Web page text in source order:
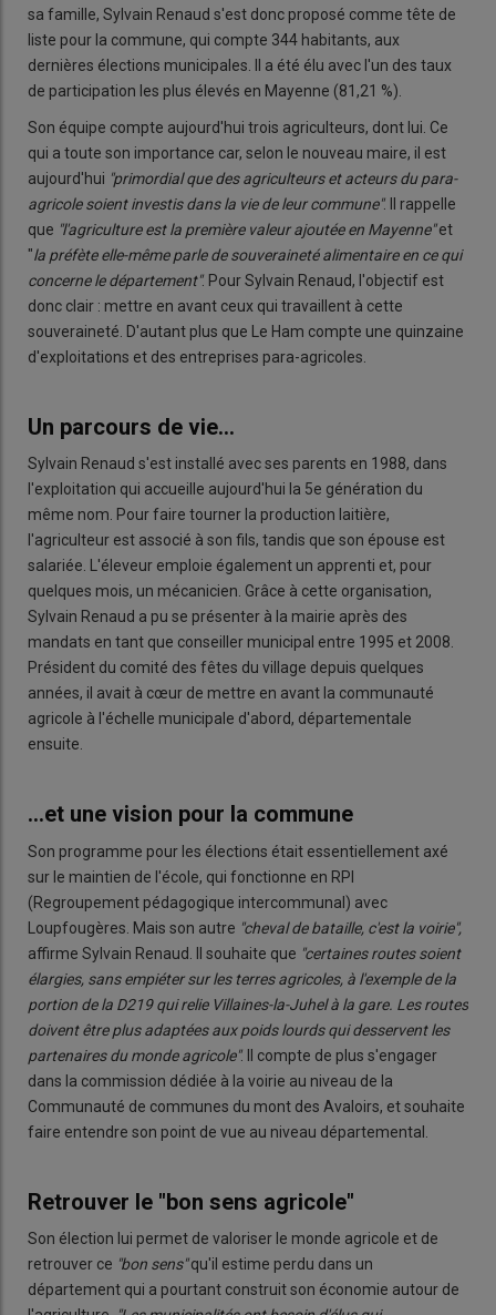
sa famille, Sylvain Renaud s'est donc proposé comme tête de
liste pour la commune, qui compte 344 habitants, aux
dernières élections municipales. Il a été élu avec l'un des taux
de participation les plus élevés en Mayenne (81,21 %).
Son équipe compte aujourd'hui trois agriculteurs, dont lui. Ce
qui a toute son importance car, selon le nouveau maire, il est
aujourd'hui "primordial que des agriculteurs et acteurs du para-
agricole soient investis dans la vie de leur commune". Il rappelle
que "l'agriculture est la première valeur ajoutée en Mayenne"et
"la préfète elle-même parle de souveraineté alimentaire en ce qui
concerne le département". Pour Sylvain Renaud, l'objectif est
donc clair : mettre en avant ceux qui travaillent à cette
souveraineté. D'autant plus que Le Ham compte une quinzaine
d'exploitations et des entreprises para-agricoles.
Un parcours de vie...
Sylvain Renaud s'est installé avec ses parents en 1988, dans
l'exploitation qui accueille aujourd'hui la 5e génération du
même nom. Pour faire tourner la production laitière,
l'agriculteur est associé à son fils, tandis que son épouse est
salariée. L'éleveur emploie également un apprenti et, pour
quelques mois, un mécanicien. Grâce à cette organisation,
Sylvain Renaud a pu se présenter à la mairie après des
mandats en tant que conseiller municipal entre 1995 et 2008.
Président du comité des fêtes du village depuis quelques
années, il avait à cœur de mettre en avant la communauté
agricole à l'échelle municipale d'abord, départementale
ensuite.
...et une vision pour la commune
Son programme pour les élections était essentiellement axé
sur le maintien de l'école, qui fonctionne en RPI
(Regroupement pédagogique intercommunal) avec
Loupfougères. Mais son autre "cheval de bataille, c'est la voirie",
affirme Sylvain Renaud. Il souhaite que "certaines routes soient
élargies, sans empiéter sur les terres agricoles, à l'exemple de la
portion de la D219 qui relie Villaines-la-Juhel à la gare. Les routes
doivent être plus adaptées aux poids lourds qui desservent les
partenaires du monde agricole". Il compte de plus s'engager
dans la commission dédiée à la voirie au niveau de la
Communauté de communes du mont des Avaloirs, et souhaite
faire entendre son point de vue au niveau départemental.
Retrouver le "bon sens agricole"
Son élection lui permet de valoriser le monde agricole et de
retrouver ce "bon sens"qu'il estime perdu dans un
département qui a pourtant construit son économie autour de